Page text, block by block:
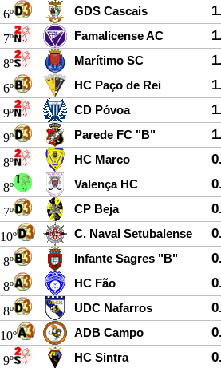
6º GDS Cascais
7º Famalicense AC
8º Marítimo SC
6º HC Paço de Rei
9º CD Póvoa
9º Parede FC "B"
8º HC Marco
8º Valença HC
7º CP Beja
10º C. Naval Setubalense
8º Infante Sagres "B"
8º HC Fão
8º UDC Nafarros
10º ADB Campo
9º HC Sintra